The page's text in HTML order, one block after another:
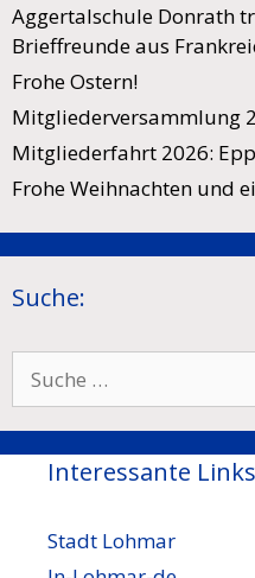
Aggertalschule Donrath
Brieffreunde aus
Frohe Ostern!
Mitgliederversammlung
Mitgliederfahrt 2026:
Frohe Weihnachten und
Suche:
nach:
Interessante Links
Stadt Lohmar